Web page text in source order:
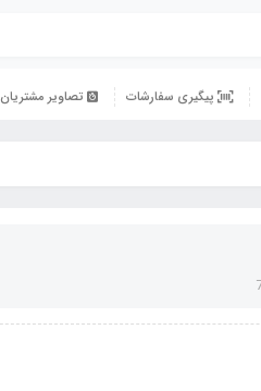
پیگیری سفارشات تصاویر مشتریان